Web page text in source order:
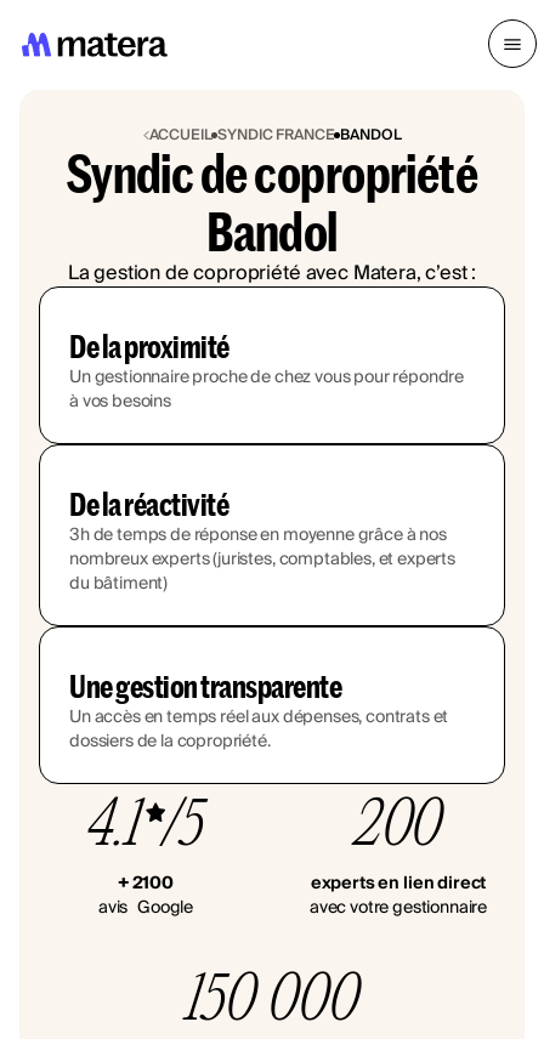
ACCUEIL SYNDIC FRANCE BANDOL
Syndic de copropriété
Bandol
La gestion de copropriété avec Matera, c’est :
De la proximité
Un gestionnaire proche de chez vous pour répondre
à vos besoins
De la réactivité
3h de temps de réponse en moyenne grâce à nos
nombreux experts (juristes, comptables, et experts
du bâtiment)
Une gestion transparente
Un accès en temps réel aux dépenses, contrats et
dossiers de la copropriété.
4.1 /5
+ 2100
avis Google
200
experts en lien direct
avec votre gestionnaire
150 000